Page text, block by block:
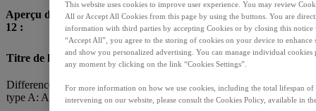
Aperçu des présentations Ipsen lors du Congrès WCNR 20201-
12 :
Titre de l’abstract
Differences in the patient experience of spasticity management with
type A: A comparison of European versus American survey findings
This website uses cookies to improve user experience. You may review
All or Accept All Cookies from this page by using the buttons. You are
information with third parties by accepting Cookies or by closing this
“Accept All”, you agree to the storing of cookies on your device to enhance
and show you personalized advertising. You can manage individual
any moment by clicking on the link “Cookies Settings”.
For more information on how we use cookies, including the total lifespan
intervening on our website, please consult the Cookies Policy, available in